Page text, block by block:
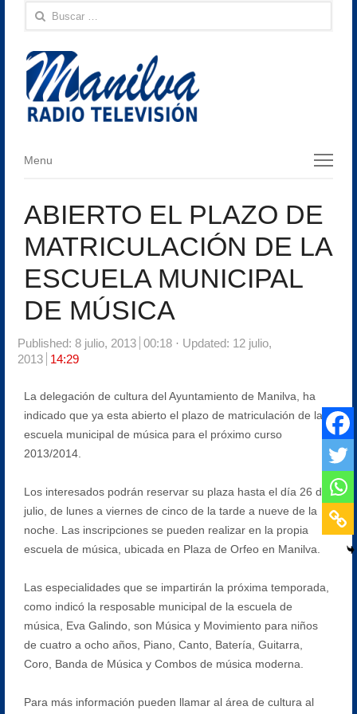
Buscar:
Menu
Menu
ABIERTO EL PLAZO DE
MATRICULACIÓN DE LA
ESCUELA MUNICIPAL
DE MÚSICA
Published: 8 julio, 2013 00:18
Updated: 12 julio,
2013
14:29
La delegación de cultura del Ayuntamiento de Manilva, ha
indicado que ya esta abierto el plazo de matriculación de la
escuela municipal de música para el próximo curso
2013/2014.
Los interesados podrán reservar su plaza hasta el día 26 de
julio, de lunes a viernes de cinco de la tarde a nueve de la
noche. Las inscripciones se pueden realizar en la propia
escuela de música, ubicada en Plaza de Orfeo en Manilva.
Las especialidades que se impartirán la próxima temporada,
como indicó la resposable municipal de la escuela de
música, Eva Galindo, son Música y Movimiento para niños
de cuatro a ocho años, Piano, Canto, Batería, Guitarra,
Coro, Banda de Música y Combos de música moderna.
Para más información pueden llamar al área de cultura al